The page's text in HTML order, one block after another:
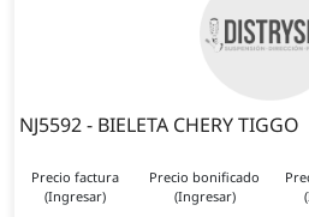
NJ5592 - BIELETA CHERY TIGGO
Precio factura
(Ingresar)
Precio bonificado
(Ingresar)